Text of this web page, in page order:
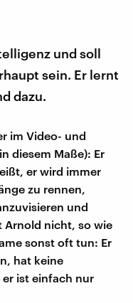
und soll
sein. Er lernt
dazu.
im Video- und
diesem Maße): Er
er wird immer
zu rennen,
und
Arnold nicht, so wie
sonst oft tun: Er
hat keine
ist einfach nur